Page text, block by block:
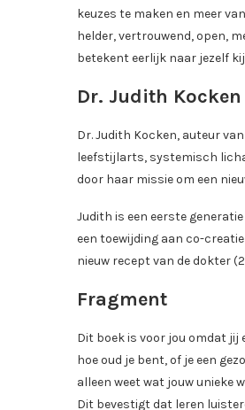
keuzes te maken en meer
helder, vertrouwend, open,
betekent eerlijk naar jezelf
Dr. Judith Kocken
Dr. Judith Kocken, auteur
leefstijlarts, systemisch
door haar missie om een
Judith is een eerste
een toewijding aan co-
nieuw recept van de dokter
Fragment
Dit boek is voor jou omdat jij
hoe oud je bent, of je een
alleen weet wat jouw unieke
Dit bevestigt dat leren